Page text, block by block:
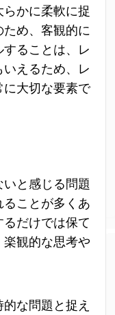
かに柔軟に捉
ため、客観的に
ることは、レ
えるため、レ
に大切な要素で
と感じる問題
ことが多くあ
だけでは保て
観的な思考や
な問題と捉え